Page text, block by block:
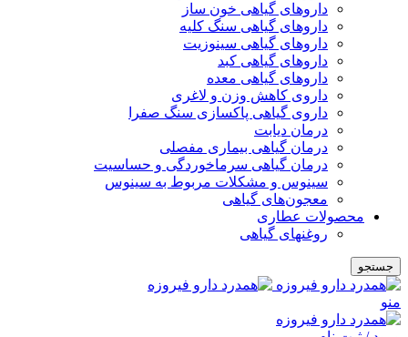
داروهای گیاهی خون ساز
داروهای گیاهی سنگ کلیه
داروهای گیاهی سینوزیت
داروهای گیاهی کبد
داروهای گیاهی معده
داروی کاهش وزن و لاغری
داروی گیاهی پاکسازی سنگ صفرا
درمان دیابت
درمان گیاهی بیماری مفصلی
درمان گیاهی سرماخوردگی و حساسیت
سینوس و مشکلات مربوط به سینوس
معجون‌های گیاهی
محصولات عطاری
روغنهای گیاهی
جستجو
منو